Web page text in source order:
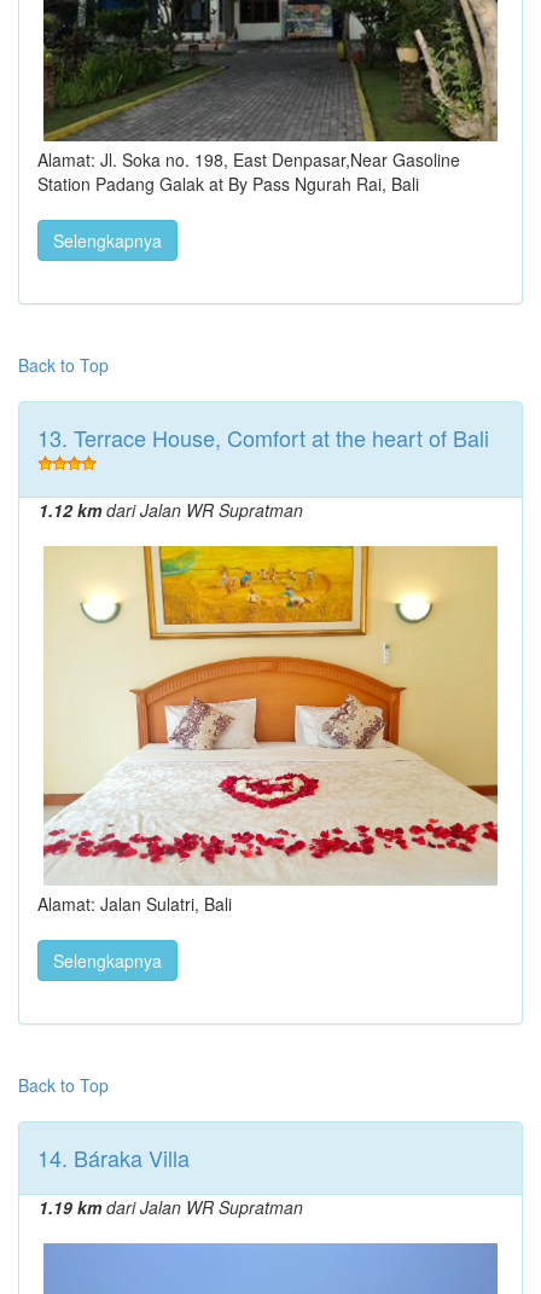
Alamat: Jl. Soka no. 198, East Denpasar,Near Gasoline
Station Padang Galak at By Pass Ngurah Rai, Bali
Selengkapnya
Back to Top
13. Terrace House, Comfort at the heart of Bali
1.12 kmdari Jalan WR Supratman
Alamat: Jalan Sulatri, Bali
Selengkapnya
Back to Top
14. Báraka Villa
1.19 kmdari Jalan WR Supratman